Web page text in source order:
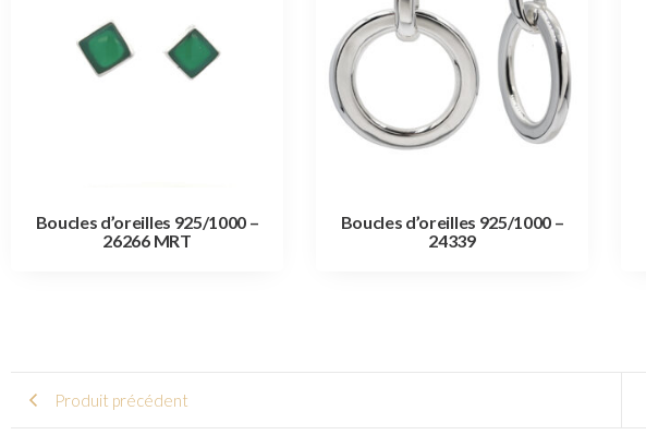
Boucles d’oreilles 925/1000 –
26266 MRT
Boucles d’oreilles 925/1000 –
24339
Produit précédent